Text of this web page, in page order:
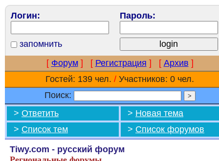
Логин: Пароль:
запомнить
[ Форум ] [ Регистрация ] [ Архив ]
Гостей: 139 чел. / Участников: 0 чел.
Поиск:
> Ответить > Новая тема
> Список тем > Список форумов
Tiwy.com - русский форум